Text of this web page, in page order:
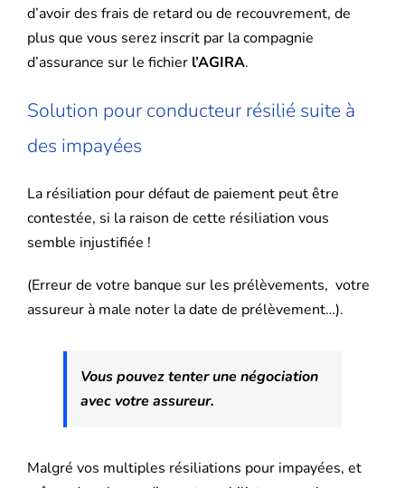
d’avoir des frais de retard ou de recouvrement, de
plus que vous serez inscrit par la compagnie
d’assurance sur le fichier l’AGIRA.
Solution pour conducteur résilié suite à
des impayées
La résiliation pour défaut de paiement peut être
contestée, si la raison de cette résiliation vous
semble injustifiée !
(Erreur de votre banque sur les prélèvements, votre
assureur à male noter la date de prélèvement…).
Vous pouvez tenter une négociation
avec votre assureur.
Malgré vos multiples résiliations pour impayées, et